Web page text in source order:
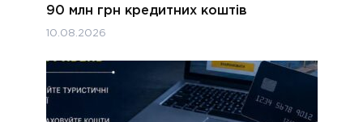
90 млн грн кредитних коштів
10.08.2026